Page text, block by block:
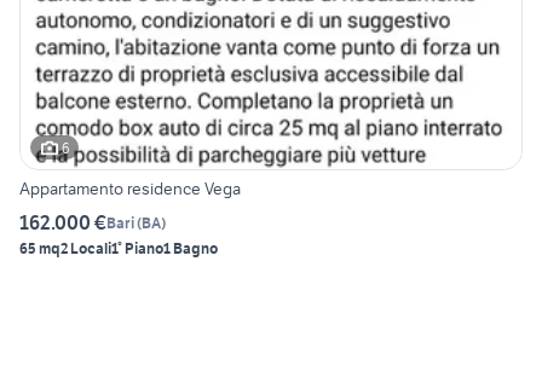
6
Appartamento residence Vega
162.000 €Bari(BA)
65 mq2 Locali1° Piano1 Bagno